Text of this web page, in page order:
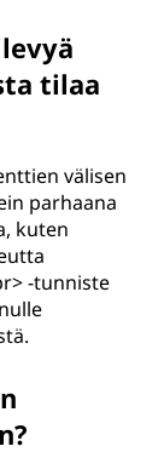
tilaa
välisen
parhaana
kuten
-tunniste